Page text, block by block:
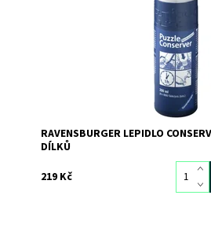
RAVENSBURGER
RAVENSBURGER LEPIDLO
DÍLKŮ
219 Kč